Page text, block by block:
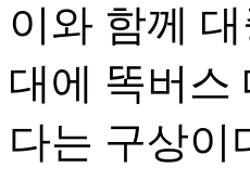
이와 함께
대에 똑버스
다는 구상이